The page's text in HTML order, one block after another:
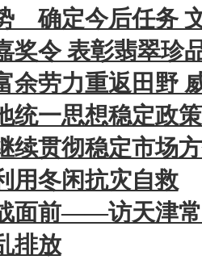
确定今后任务
奖令 表彰翡翠珍
余劳力重返田野
统一思想稳定政
续贯彻稳定市场
用冬闲抗灾自救
面前——访天津
排放